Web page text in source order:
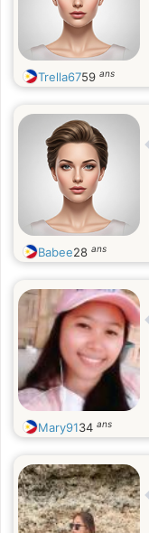
Trella6759 ans
Babee28 ans
Mary9134 ans